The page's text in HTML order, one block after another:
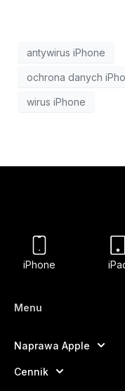
antywirus iPhone
ochrona danych
wirus iPhone
iPhone
Menu
Naprawa Apple
Cennik